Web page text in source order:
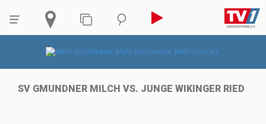
SV GMUNDNER MILCH VS. JUNGE WIKINGER RIED